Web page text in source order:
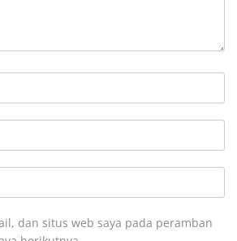
dan situs web saya pada peramban